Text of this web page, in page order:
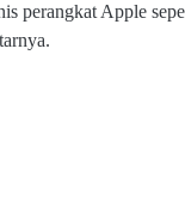
perangkat Apple